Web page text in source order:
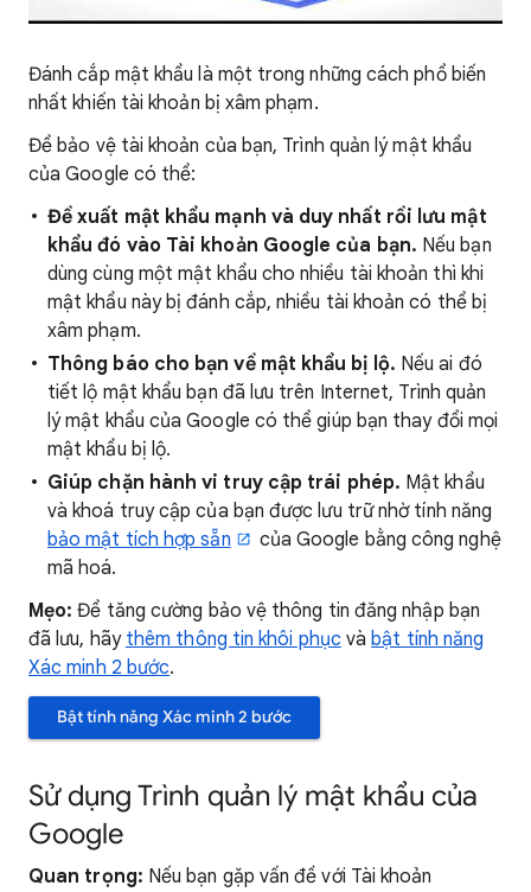
Đánh cắp mật khẩu là một trong những cách phổ biến
nhất khiến tài khoản bị xâm phạm.
Để bảo vệ tài khoản của bạn, Trình quản lý mật khẩu
của Google có thể:
Đề xuất mật khẩu mạnh và duy nhất rồi lưu mật
khẩu đó vào Tài khoản Google của bạn. Nếu bạn
dùng cùng một mật khẩu cho nhiều tài khoản thì khi
mật khẩu này bị đánh cắp, nhiều tài khoản có thể bị
xâm phạm.
Thông báo cho bạn về mật khẩu bị lộ. Nếu ai đó
tiết lộ mật khẩu bạn đã lưu trên Internet, Trình quản
lý mật khẩu của Google có thể giúp bạn thay đổi mọi
mật khẩu bị lộ.
Giúp chặn hành vi truy cập trái phép. Mật khẩu
và khoá truy cập của bạn được lưu trữ nhờ tính năng
bảo mật tích hợp sẵn
của Google bằng công nghệ
mã hoá.
Mẹo:Để tăng cường bảo vệ thông tin đăng nhập bạn
đã lưu, hãy thêm thông tin khôi phục vàbật tính năng
Xác minh 2 bước.
Bật tính năng Xác minh 2 bước
Sử dụng Trình quản lý mật khẩu của
Google
Quan trọng: Nếu bạn gặp vấn đề với Tài khoản